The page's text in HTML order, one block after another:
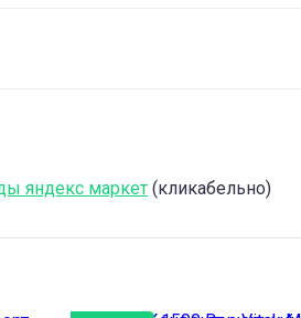
яндекс маркет (кликабельно)